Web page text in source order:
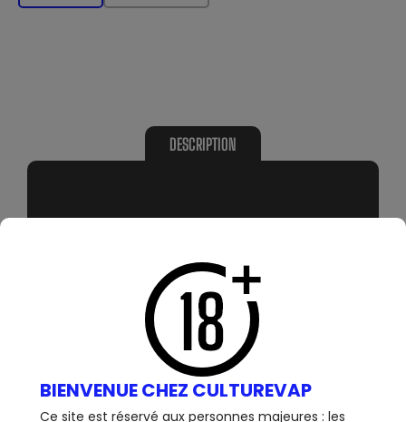
BIENVENUE CHEZ CULTUREVAP
Ce site est réservé aux personnes majeures : les
DESCRIPTION
AUTONOMIE TYPE DE MATÉRIEL
Box seule
1 X 18650 1 X 21700